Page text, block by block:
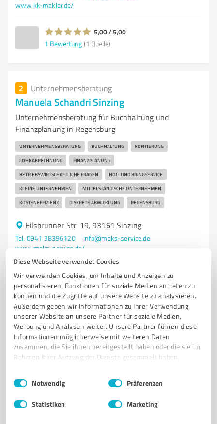
Diese Webseite verwendet Cookies
Wir verwenden Cookies, um Inhalte und Anzeigen zu
personalisieren, Funktionen für soziale Medien anbieten zu
können und die Zugriffe auf unsere Website zu analysieren.
Außerdem geben wir Informationen zu Ihrer Verwendung
unserer Website an unsere Partner für soziale Medien,
Werbung und Analysen weiter. Unsere Partner führen diese
Informationen möglicherweise mit weiteren Daten
zusammen, die Sie ihnen bereitgestellt haben oder die sie im
Rahmen Ihrer Nutzung der Dienste gesammelt haben.
Impressum Datenschutzbestimmungen
Einwilligungsauswahl
Notwendig Präferenzen
Statistiken Marketing
www.kk-makler.de/
5,00 / 5,00
1 Bewertung (1 Quelle)
2 Unternehmensberatung
Manuela Schandri Sinzing
Unternehmensberatung für Buchhaltung und
Finanzplanung in Regensburg
UNTERNEHMENSBERATUNG BUCHHALTUNG KONTIERUNG
LOHNABRECHNUNG FINANZPLANUNG
BETRIEBSWIRTSCHAFTLICHE FRAGEN HOL- UND BRINGSERVICE
KLEINE UNTERNEHMEN MITTELSTÄNDISCHE UNTERNEHMEN
KOSTENEFFIZIENZ DISKRETE ABWICKLUNG REGENSBURG
Eilsbrunner Str. 19, 93161 Sinzing
Tel. 0941 38396120
info@meks-service.de
www.meks-service.de/
5,00 / 5,00
8Bewertungen (1 Quelle)
Sie möchten auch hier gelistet werden?